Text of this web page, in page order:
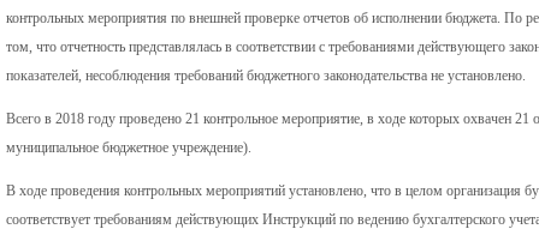
контрольных мероприятия по внешней проверке отчетов об исполнении бюджета. По
том, что отчетность представлялась в соответствии с требованиями действующего
показателей, несоблюдения требований бюджетного законодательства не установлено.
Всего в 2018 году проведено 21 контрольное мероприятие, в ходе которых охвачен
муниципальное бюджетное учреждение).
В ходе проведения контрольных мероприятий установлено, что в целом организация
соответствует требованиям действующих Инструкций по ведению бухгалтерского